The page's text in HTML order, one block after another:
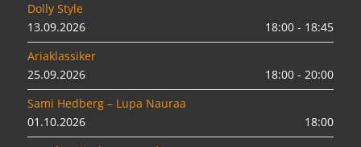
Dolly Style
13.09.2026
18:00 - 18:45
Ariaklassiker
25.09.2026
18:00 - 20:00
Sami Hedberg – Lupa Nauraa
01.10.2026
18:00